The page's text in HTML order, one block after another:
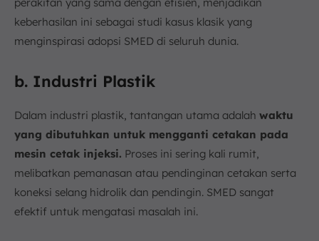
keberhasilan ini sebagai studi kasus klasik yang
menginspirasi adopsi SMED di seluruh dunia.
b. Industri Plastik
Dalam industri plastik, tantangan utama adalah waktu
yang dibutuhkan untuk mengganti cetakan pada
mesin cetak injeksi. Proses ini sering kali rumit,
melibatkan pemanasan atau pendinginan cetakan serta
koneksi selang hidrolik dan pendingin. SMED sangat
efektif untuk mengatasi masalah ini.